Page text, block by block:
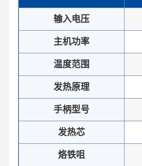
输入电压
主机功率
温度范围
发热原理
手柄型号
发热芯
烙铁咀